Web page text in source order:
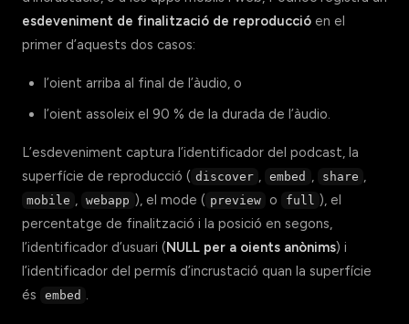
esdeveniment de finalització de reproducció en el
primer d’aquests dos casos:
l’oient arriba al final de l’àudio, o
l’oient assoleix el 90 % de la durada de l’àudio.
L’esdeveniment captura l’identificador del podcast, la
superfície de reproducció ( discover , embed , share ,
mobile , webapp ), el mode ( preview o full ), el
percentatge de finalització i la posició en segons,
l’identificador d’usuari (NULL per a oients anònims) i
l’identificador del permís d’incrustació quan la superfície
és
embed .